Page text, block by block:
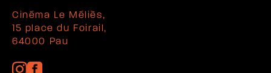
Cinéma Le Méliès,
15 place du Foirail,
64000 Pau